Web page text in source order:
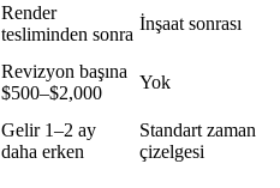
Render
tesliminden sonra
İnşaat sonrası
Revizyon başına
$500–$2,000
Yok
Gelir 1–2 ay
daha erken
Standart zaman
çizelgesi